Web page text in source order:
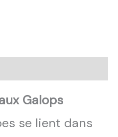
Galops
se lient dans